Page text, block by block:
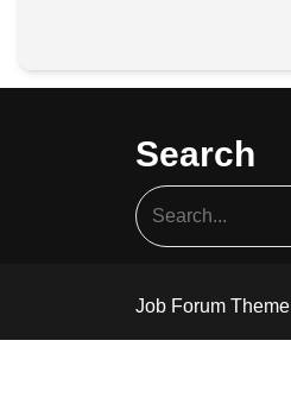
Search
Job Forum Theme